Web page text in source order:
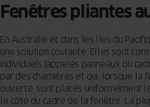
Fenêtres pliantes
En Australie et dans les îles du
une solution courante. Elles sont
individuels (appelés panneaux du
par des charnières et qui, lorsque la
ouverte, sont placés uniformément
le côté du cadre de la fenêtre. La